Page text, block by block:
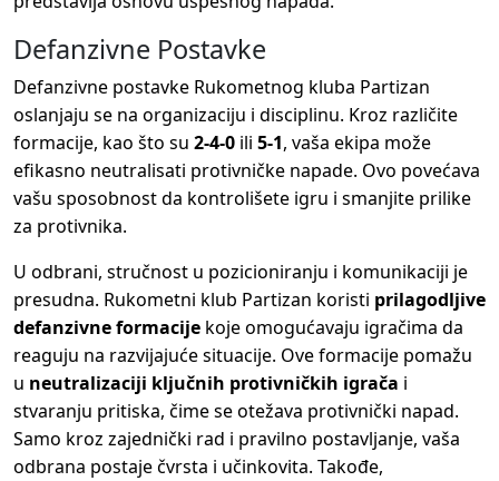
Defanzivne Postavke
Defanzivne postavke Rukometnog kluba Partizan
oslanjaju se na organizaciju i disciplinu. Kroz različite
formacije, kao što su 2-4-0 ili 5-1, vaša ekipa može
efikasno neutralisati protivničke napade. Ovo povećava
vašu sposobnost da kontrolišete igru i smanjite prilike
za protivnika.
U odbrani, stručnost u pozicioniranju i komunikaciji je
presudna. Rukometni klub Partizan koristi prilagodljive
defanzivne formacije koje omogućavaju igračima da
reaguju na razvijajuće situacije. Ove formacije pomažu
u neutralizaciji ključnih protivničkih igrača i
stvaranju pritiska, čime se otežava protivnički napad.
Samo kroz zajednički rad i pravilno postavljanje, vaša
odbrana postaje čvrsta i učinkovita. Takođe,